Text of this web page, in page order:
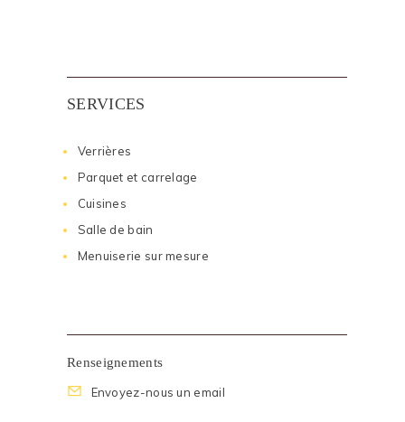
SERVICES
Verrières
Parquet et carrelage
Cuisines
Salle de bain
Menuiserie sur mesure
Renseignements
Envoyez-nous un email